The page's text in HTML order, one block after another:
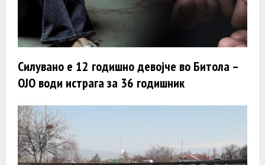
Силувано е 12 годишно девојче во Битола –
ОЈО води истрага за 36 годишник